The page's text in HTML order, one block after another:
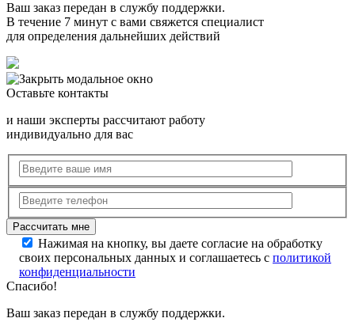
Ваш заказ передан в службу поддержки.
В течение 7 минут с вами свяжется специалист
для определения дальнейших действий
Оставьте контакты
и наши эксперты рассчитают работу
индивидуально для вас
Нажимая на кнопку, вы даете согласие на обработку
своих персональных данных и соглашаетесь с политикой
конфиденциальности
Спасибо!
Ваш заказ передан в службу поддержки.